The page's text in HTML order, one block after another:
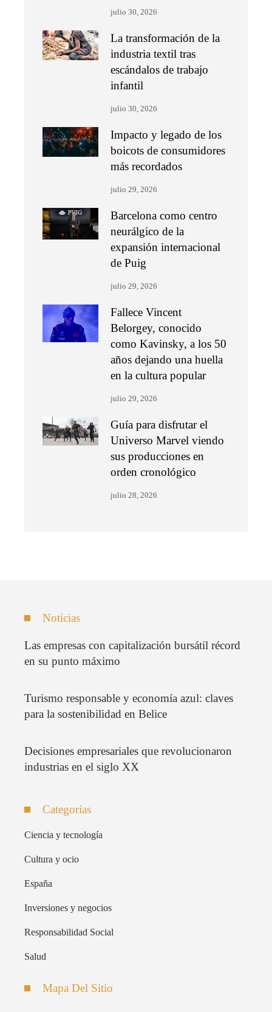
julio 30, 2026
La transformación de la
industria textil tras
escándalos de trabajo
infantil
julio 30, 2026
Impacto y legado de los
boicots de consumidores
más recordados
julio 29, 2026
Barcelona como centro
neurálgico de la
expansión internacional
de Puig
julio 29, 2026
Fallece Vincent
Belorgey, conocido
como Kavinsky, a los 50
años dejando una huella
en la cultura popular
julio 29, 2026
Guía para disfrutar el
Universo Marvel viendo
sus producciones en
orden cronológico
julio 28, 2026
Noticias
Las empresas con capitalización bursátil récord
en su punto máximo
Turismo responsable y economía azul: claves
para la sostenibilidad en Belice
Decisiones empresariales que revolucionaron
industrias en el siglo XX
Categorías
Ciencia y tecnología
Cultura y ocio
España
Inversiones y negocios
Responsabilidad Social
Salud
Mapa Del Sitio